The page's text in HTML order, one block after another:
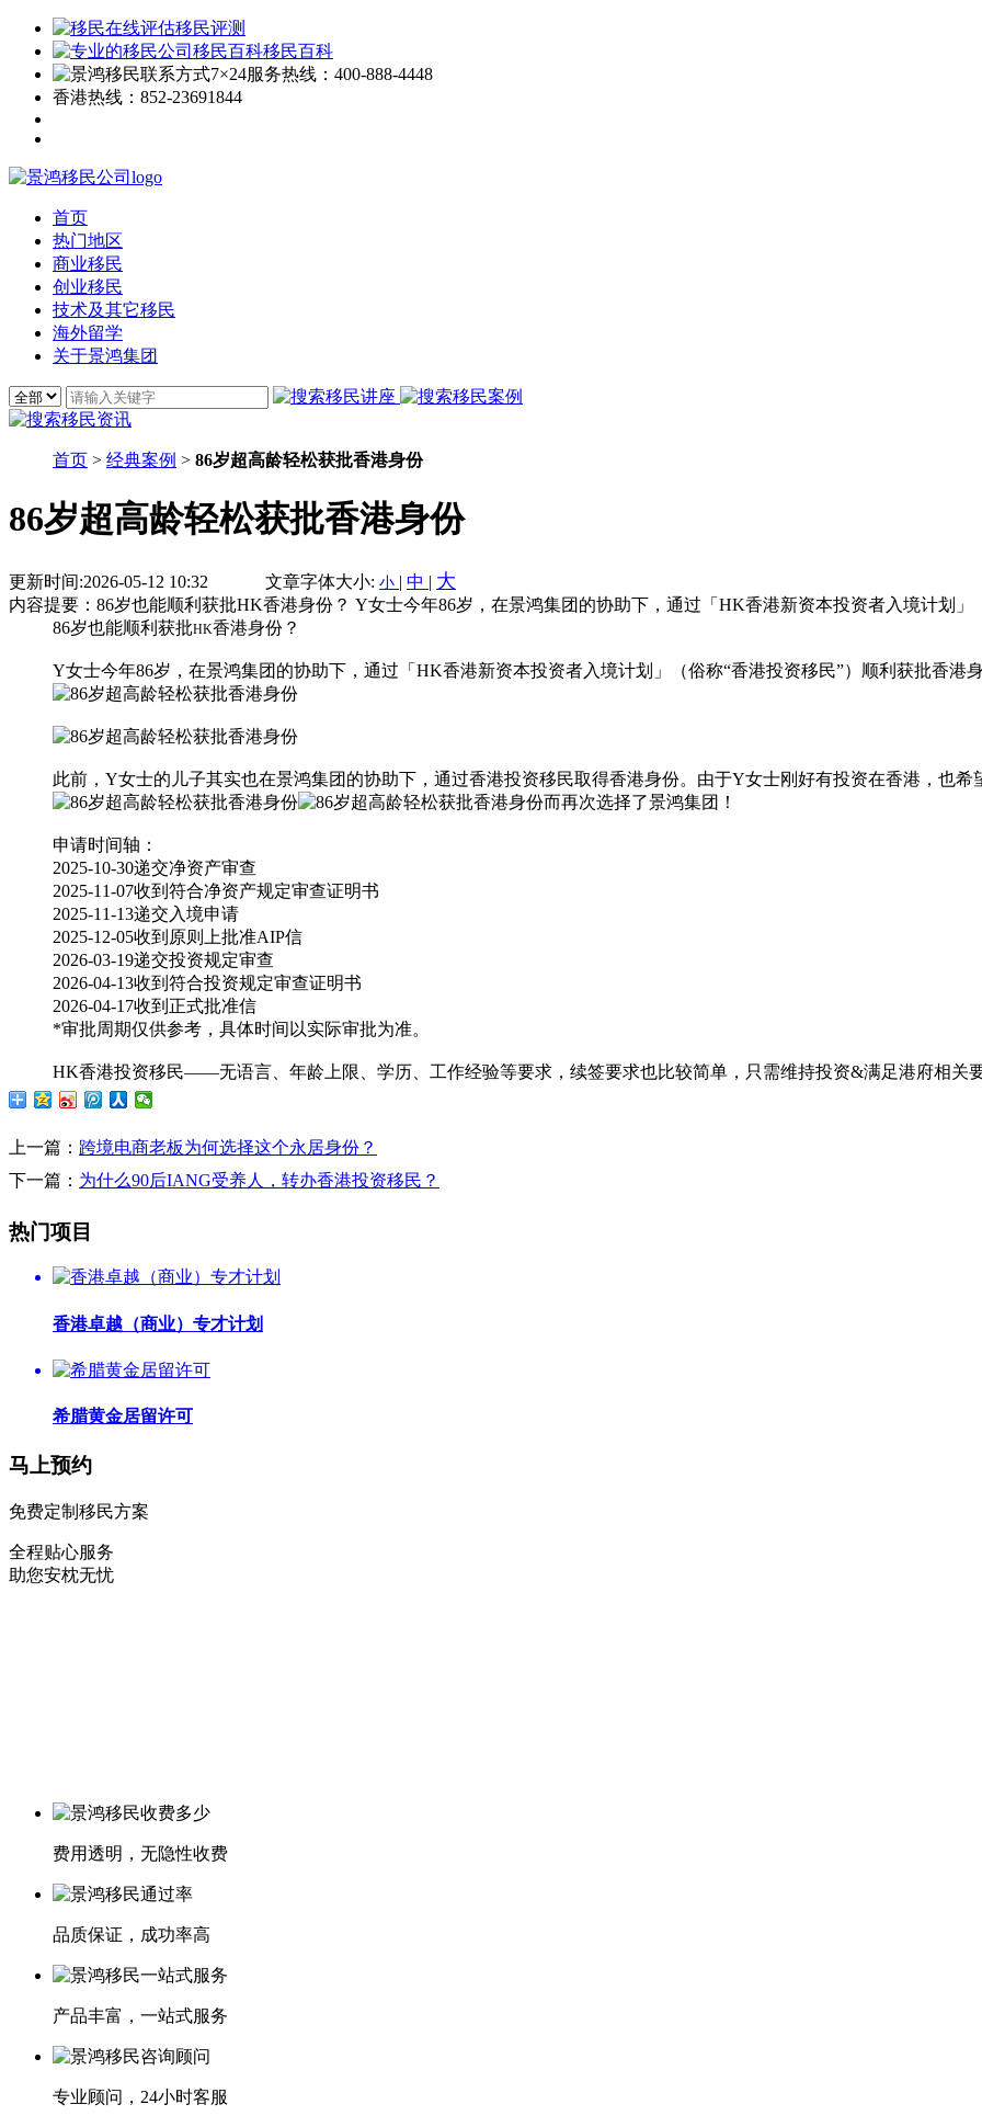
移民评测
移民百科
7×24服务热线： 400-888-4448
香港热线： 852-23691844
首页
热门地区
商业移民
创业移民
技术及其它移民
海外留学
关于景鸿集团
首页 > 经典案例 > 86岁超高龄轻松获批香港身份
86岁超高龄轻松获批香港身份
更新时间:2026-05-12 10:32 文章字体大小: 小 | 中 | 大
内容提要：86岁也能顺利获批HK香港身份？ Y女士今年86岁，在景鸿集团的协助下，通过「HK香港新资本投资者入境计划」
86岁也能顺利获批HK香港身份？
Y女士今年86岁，在景鸿集团 的协助下，通过「 HK香港新资本投资者入境计划」（俗称“香港投资移民”）顺利获批香港
此前，Y女士的儿子其实也在景鸿集团的协助下，通过香港投资移民取得香港身份。由于Y女士刚好有投资在香港，也
而再次选择了景鸿集团！
申请时间轴：
2025-10-30递交净资产审查
2025-11-07收到符合净资产规定审查证明书
2025-11-13递交入境申请
2025-12-05收到原则上批准AIP信
2026-03-19递交投资规定审查
2026-04-13收到符合投资规定审查证明书
2026-04-17收到正式批准信
*审批周期仅供参考，具体时间以实际审批为准。
HK香港投资移民——无语言、年龄上限、学历、工作经验等要求，续签要求也比较简单，只需维持投资&满足港府相关
上一篇： 跨境电商老板为何选择这个永居身份？
下一篇： 为什么90后IANG受养人，转办香港投资移民？
热门项目
香港卓越（商业）专才计划
希腊黄金居留许可
马上预约
免费定制移民方案
全程贴心服务
助您安枕无忧
费用透明，无隐性收费
品质保证，成功率高
产品丰富，一站式服务
专业顾问，24小时客服